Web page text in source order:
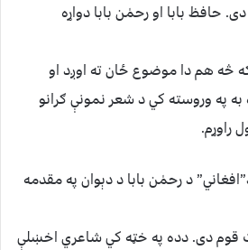
حافظ بابا او رحمٰن بابا دواړه
څه هم دا موضوع ځان ته اوږد او
په وروسته كي د شعر نمونې ګرانو
راوړم.
د رحمٰن بابا د دېوان په مقدمه
قوم دى. دده په خټه كي شاعري اخښلې